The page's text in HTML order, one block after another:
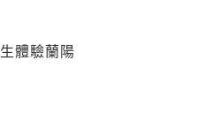
體驗蘭陽